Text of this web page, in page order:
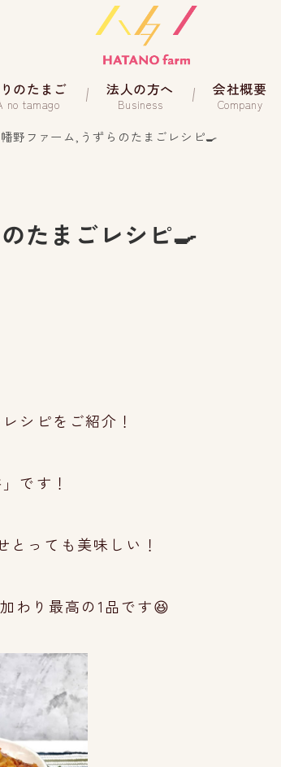
のたまご
no tamago
法人の方へ
Business
会社概要
Company
野ファーム,うずらのたまごレシピ🍳
たまごレシピ🍳
シピをご紹介！
です！
とっても美味しい！
わり最高の1品です😆